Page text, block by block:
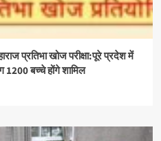
प्रतिभा खोज परीक्षा:पूरे प्रदेश में
1200 बच्चे होंगे शामिल